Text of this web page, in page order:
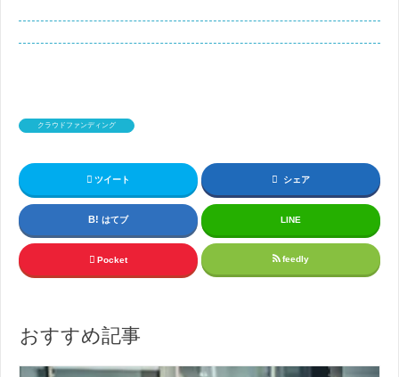
クラウドファンディング
ツイート シェア
はてブ LINE
Pocket feedly
おすすめ記事